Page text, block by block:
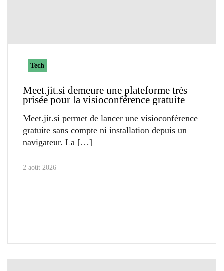
Tech
Meet.jit.si demeure une plateforme très
prisée pour la visioconférence gratuite
Meet.jit.si permet de lancer une visioconférence
gratuite sans compte ni installation depuis un
navigateur. La
2 août 2026